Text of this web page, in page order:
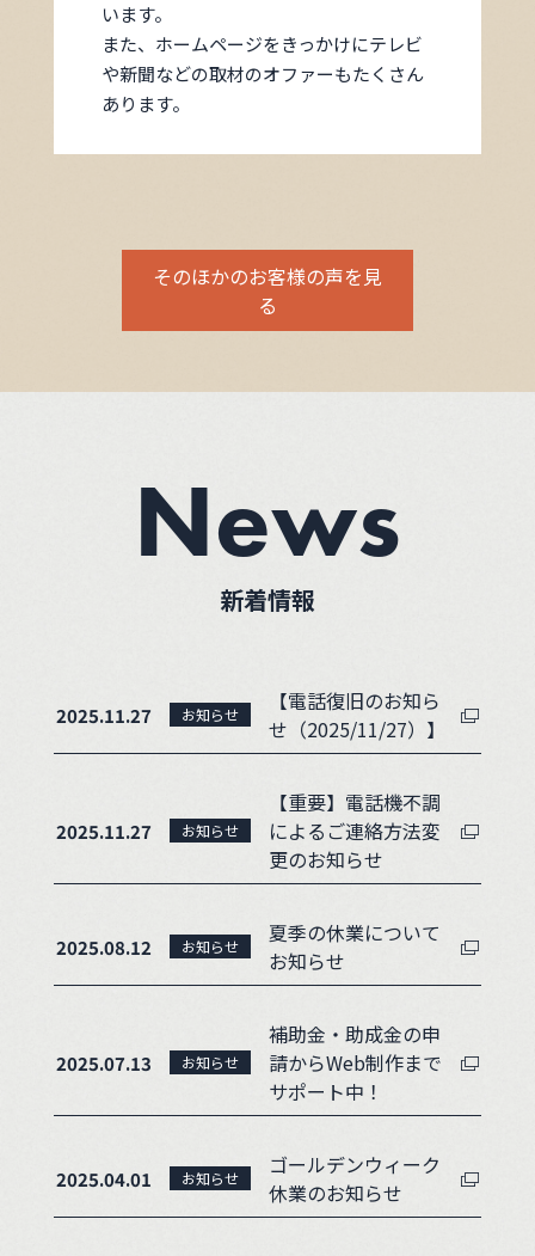
います。
また、ホームページをきっかけにテレビ
や新聞などの取材のオファーもたくさん
あります。
そのほかのお客様の声を見
る
News
新着情報
2025.11.27 お知らせ
【電話復旧のお知ら
せ（2025/11/27）】
2025.11.27 お知らせ
【重要】電話機不調
によるご連絡方法変
更のお知らせ
2025.08.12 お知らせ
夏季の休業について
お知らせ
2025.07.13 お知らせ
補助金・助成金の申
請からWeb制作まで
サポート中！
2025.04.01 お知らせ
ゴールデンウィーク
休業のお知らせ